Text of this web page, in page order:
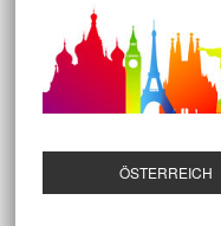
ÖSTERREICH